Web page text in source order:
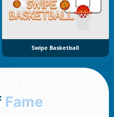
Swipe Basketball
Fame